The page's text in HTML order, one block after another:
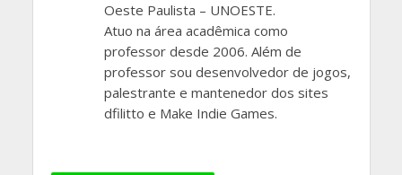
Oeste Paulista – UNOESTE.
Atuo na área acadêmica como
professor desde 2006. Além de
professor sou desenvolvedor de jogos,
palestrante e mantenedor dos sites
dfilitto e Make Indie Games.